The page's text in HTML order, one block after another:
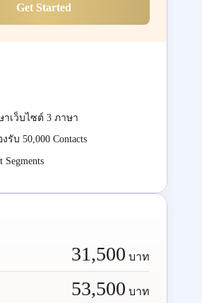
Get Started
าเว็บไซต์ 3 ภาษา
รับ 50,000 Contacts
Segments
31,500 บาท
53,500 บาท